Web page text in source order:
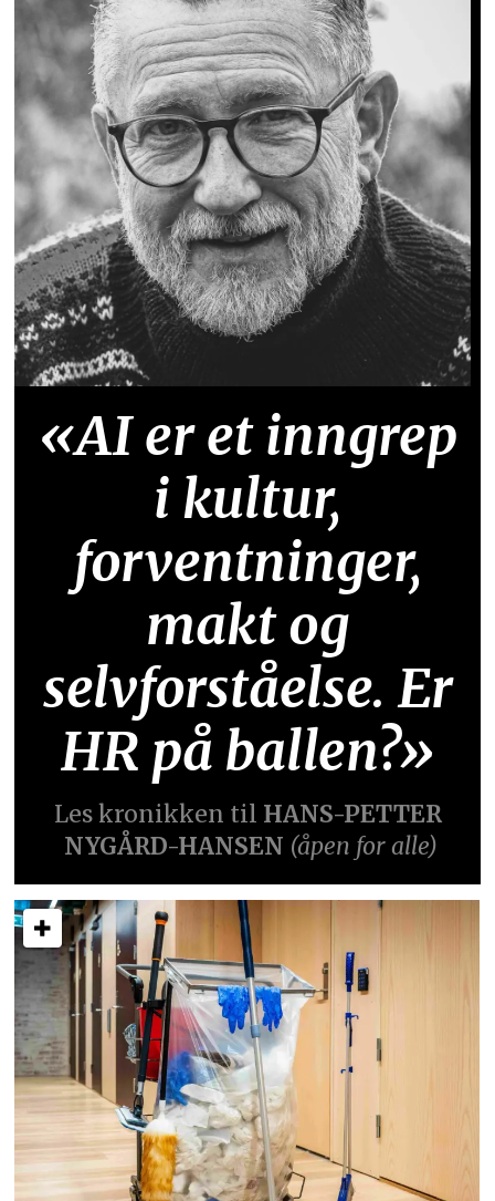
«AI er et inngrep
i kultur,
forventninger,
makt og
selvforståelse. Er
HR på ballen?»
Les kronikken til HANS-PETTER
NYGÅRD-HANSEN (åpen for alle)